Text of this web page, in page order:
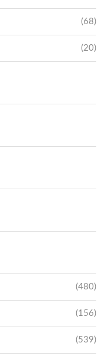
(68)
(20)
(480)
(156)
(539)